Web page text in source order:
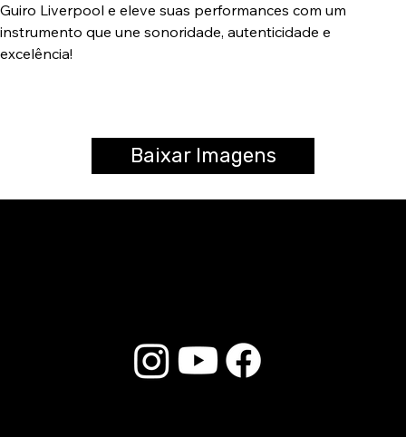
Guiro Liverpool e eleve suas performances com um
instrumento que une sonoridade, autenticidade e
excelência!
Baixar Imagens